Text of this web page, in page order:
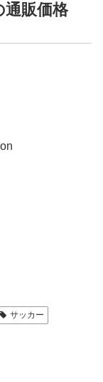
通販価格
サッカー